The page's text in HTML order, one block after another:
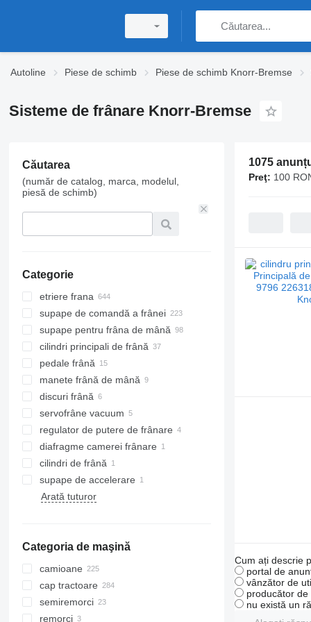
Autoline Piese de schimb Piese de schimb Knorr-Bremse
Sisteme de frânare Knorr-Bremse
Căutarea
(număr de catalog, marca, modelul,
piesă de schimb)
Categorie
etriere frana
supape de comandă a frânei
supape pentru frâna de mână
cilindri principali de frână
pedale frână
manete frână de mână
discuri frână
servofrâne vacuum
regulator de putere de frânare
diafragme camerei frânare
cilindri de frână
supape de accelerare
Arată tuturor
Categoria de maşină
camioane
cap tractoare
semiremorci
remorci
1075
Preţ: 100
Cum ați descrie
portal de
vânzător de
producător
nu există un